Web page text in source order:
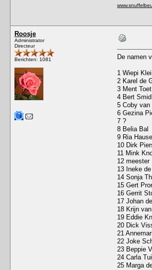
Roosje
Administrator
Directeur
Berichten: 1081 De namen
1 Wiepi
2 Karel de
3 Ment Toet
4 Bert Smid
5 Coby van
6 Gezina
7 ?
8 Belia Bal
9 Ria
10 Dirk
11 Mink
12 meester
13 Ineke
14 Sonja
15 Gert
16 Gerrit
17 Johan
18 Krijn
19 Eddie
20 Dick
21
22 Joke
23 Beppie
24 Carla
25 Marga